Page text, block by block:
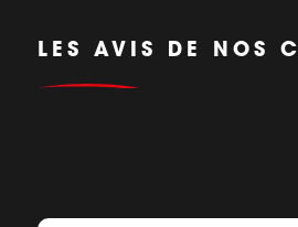
LES AVIS DE NOS